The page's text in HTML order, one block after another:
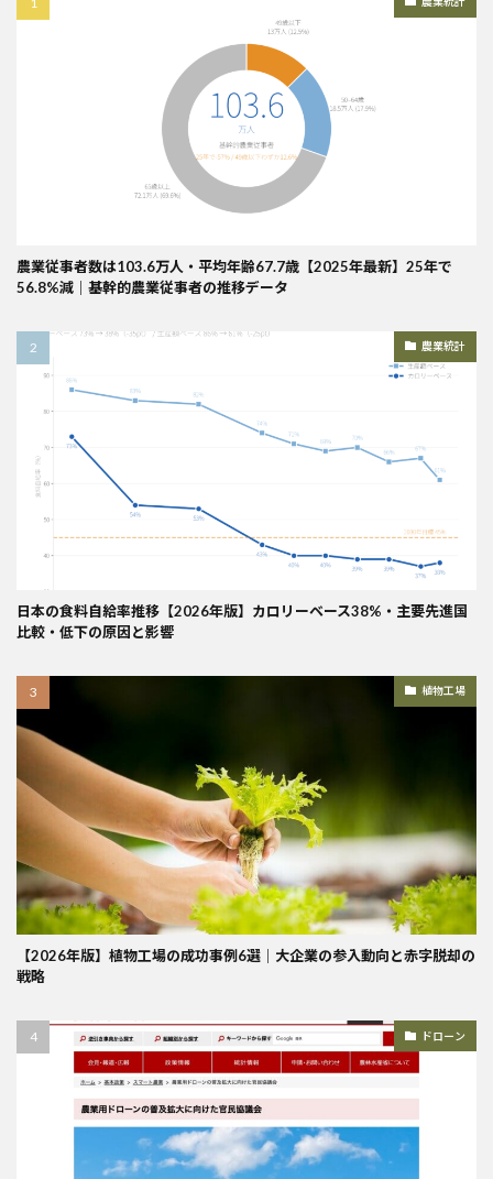
農業従事者数は103.6万人・平均年齢67.7歳【2025年最新】25年で
56.8%減｜基幹的農業従事者の推移データ
農業統計
日本の食料自給率推移【2026年版】カロリーベース38%・主要先進国
比較・低下の原因と影響
植物工場
【2026年版】植物工場の成功事例6選｜大企業の参入動向と赤字脱却の
戦略
ドローン